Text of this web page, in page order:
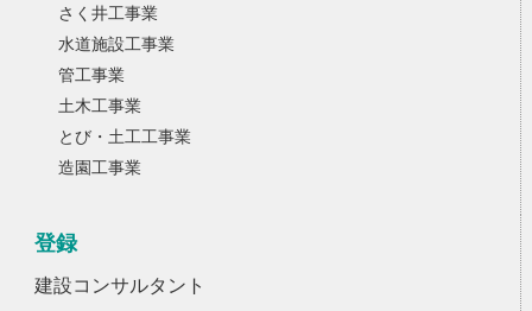
さく井工事業
水道施設工事業
管工事業
土木工事業
とび・土工工事業
造園工事業
登録
建設コンサルタント